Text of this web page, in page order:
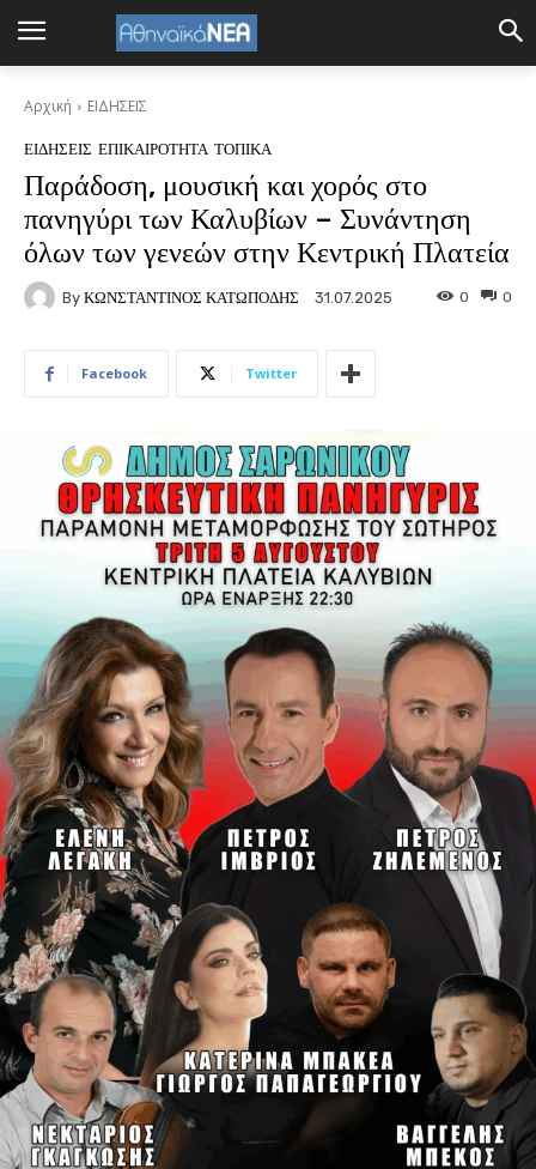
Αρχική ΕΙΔΗΣΕΙΣ
ΕΙΔΗΣΕΙΣ ΕΠΙΚΑΙΡΟΤΗΤΑ ΤΟΠΙΚΑ
Παράδοση, μουσική και χορός στο
πανηγύρι των Καλυβίων – Συνάντηση
όλων των γενεών στην Κεντρική Πλατεία
By ΚΩΝΣΤΑΝΤΙΝΟΣ ΚΑΤΩΠΟΔΗΣ 31.07.2025 0
0
Facebook Twitter